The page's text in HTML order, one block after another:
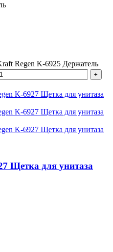
Regen K-6925 Держатель
Щетка для унитаза